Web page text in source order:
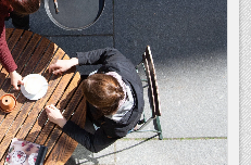
DIGITAL-
GIGANTEN
AUF
DEMOKRATIE